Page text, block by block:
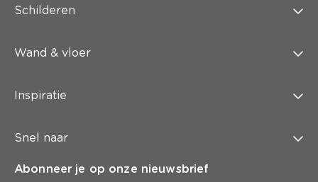
Schilderen
Wand & vloer
Inspiratie
Snel naar
Abonneer je op onze nieuwsbrief